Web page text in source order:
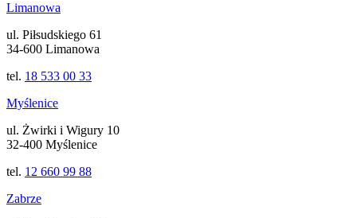
Limanowa
ul. Piłsudskiego 61
34-600 Limanowa
tel. 18 533 00 33
Myślenice
ul. Żwirki i Wigury 10
32-400 Myślenice
tel. 12 660 99 88
Zabrze